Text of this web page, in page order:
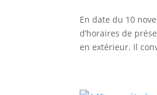
En date du 10
d’horaires de
en extérieur. Il